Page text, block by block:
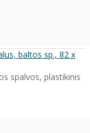
baltos sp., 82 x
spalvos, plastikinis